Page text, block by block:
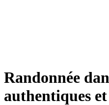
Randonnée
authentiques